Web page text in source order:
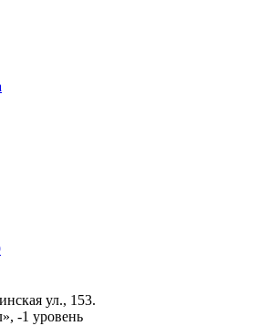
ул., 153.
-1 уровень